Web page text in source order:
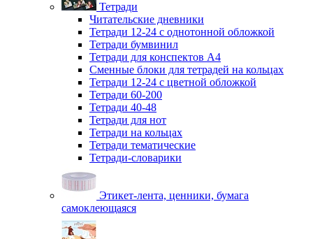
Тетради
Читательские дневники
Тетради 12-24 с однотонной обложкой
Тетради бумвинил
Тетради для конспектов А4
Сменные блоки для тетрадей на кольцах
Тетради 12-24 с цветной обложкой
Тетради 60-200
Тетради 40-48
Тетради для нот
Тетради на кольцах
Тетради тематические
Тетради-словарики
Этикет-лента, ценники, бумага
самоклеющаяся